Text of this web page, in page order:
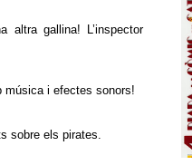
altra gallina! L’inspector
música i efectes sonors!
sobre els pirates.